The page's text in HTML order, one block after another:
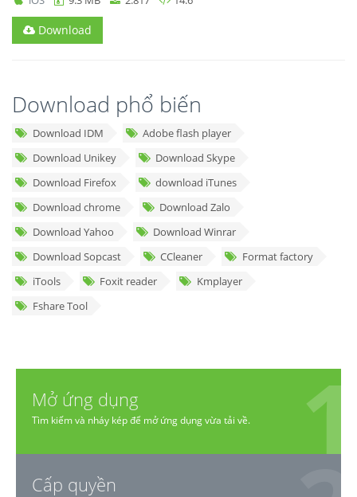
Download
Download phổ biến
Download IDM
Adobe flash player
Download Unikey
Download Skype
Download Firefox
download iTunes
Download chrome
Download Zalo
Download Yahoo
Download Winrar
Download Sopcast
CCleaner
Format factory
iTools
Foxit reader
Kmplayer
Fshare Tool
Mở ứng dụng
Tìm kiếm và nháy kép để mở ứng dụng vừa tải về.
Cấp quyền